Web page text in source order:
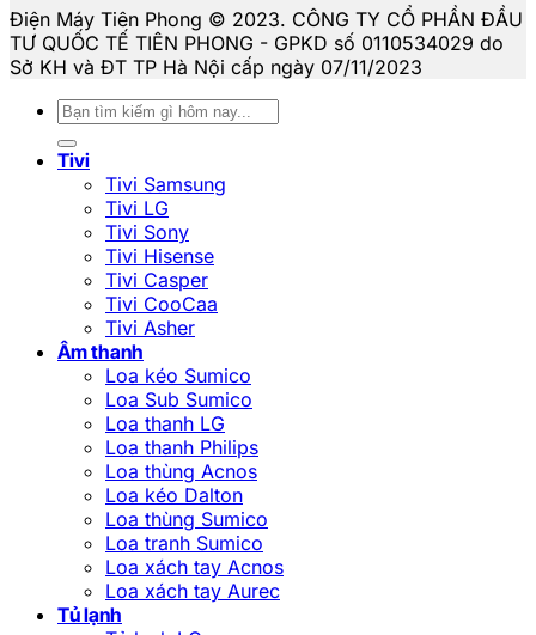
Điện Máy Tiên Phong © 2023. CÔNG TY CỔ PHẦN ĐẦU
TƯ QUỐC TẾ TIÊN PHONG - GPKD số 0110534029 do
Sở KH và ĐT TP Hà Nội cấp ngày 07/11/2023
Tìm
kiếm:
Tivi
Tivi Samsung
Tivi LG
Tivi Sony
Tivi Hisense
Tivi Casper
Tivi CooCaa
Tivi Asher
Âm thanh
Loa kéo Sumico
Loa Sub Sumico
Loa thanh LG
Loa thanh Philips
Loa thùng Acnos
Loa kéo Dalton
Loa thùng Sumico
Loa tranh Sumico
Loa xách tay Acnos
Loa xách tay Aurec
Tủ lạnh